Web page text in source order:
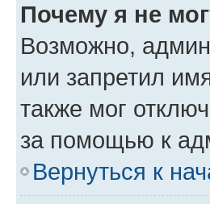
Почему я не
Возможно,
или запретил
также мог
за помощью к
Вернуться к